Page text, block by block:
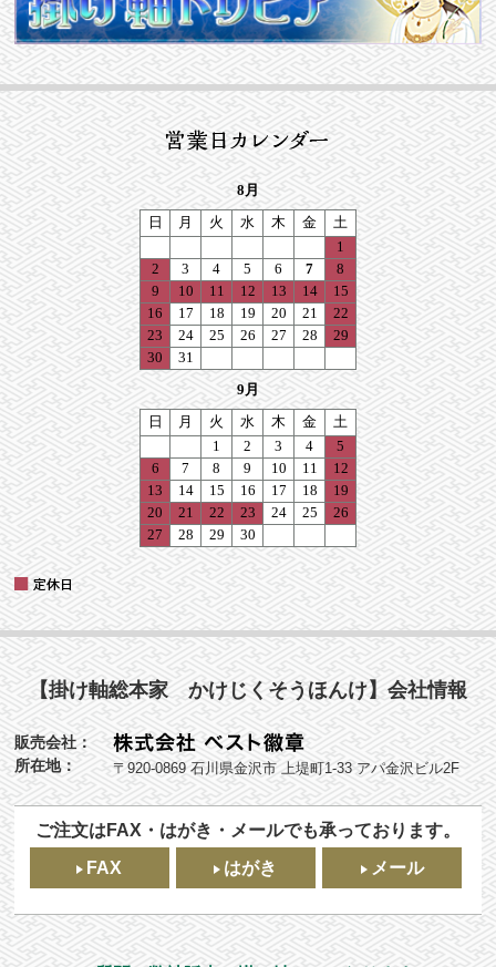
【掛け軸総本家 かけじくそうほんけ】会社情報
販売会社：
所在地：
〒920-0869 石川県金沢市 上堤町1-33 アパ金沢ビル2F
ご注文はFAX・はがき・メールでも承っております。
FAX
はがき メール